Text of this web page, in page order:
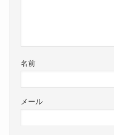
名前
メール